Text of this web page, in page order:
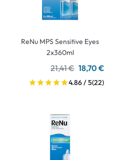
ReNu MPS Sensitive Eyes
2x360ml
21,41 € 18,70 €
4.86 / 5(22)